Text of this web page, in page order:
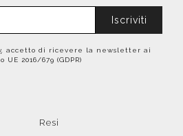
Iscriviti
, accetto di ricevere la newsletter ai
2016/679 (GDPR)
Resi